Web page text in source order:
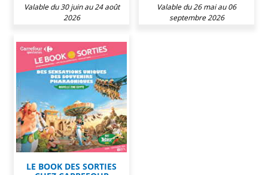
Valable du 30 juin au 24 août
2026
Valable du 26 mai au 06
septembre 2026
LE BOOK DES SORTIES